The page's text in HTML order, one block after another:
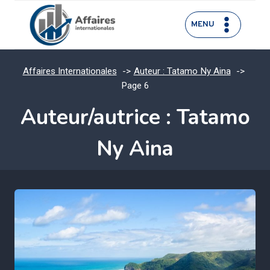
contenu
MENU
Affaires Internationales
Auteur : Tatamo Ny Aina
Page 6
Auteur/autrice : Tatamo
Ny Aina